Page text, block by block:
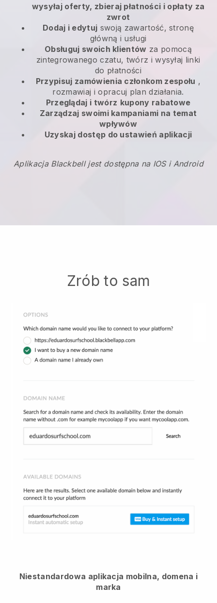
wysyłaj oferty, zbieraj płatności i opłaty za
zwrot
Dodaj i edytuj swoją zawartość, stronę
główną i usługi
Obsługuj swoich klientów za pomocą
zintegrowanego czatu, twórz i wysyłaj linki
do płatności
Przypisuj zamówienia członkom zespołu ,
rozmawiaj i opracuj plan działania.
Przeglądaj i twórz kupony rabatowe
Zarządzaj swoimi kampaniami na temat
wpływów
Uzyskaj dostęp do ustawień aplikacji
Aplikacja Blackbell jest dostępna na IOS i Android
Zrób to sam
Niestandardowa aplikacja mobilna, domena i
marka